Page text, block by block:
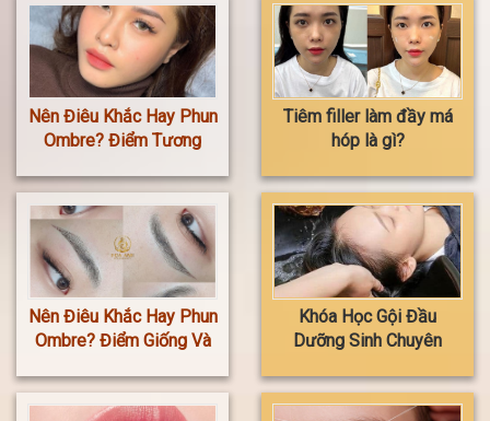
Nên Điêu Khắc Hay Phun
Ombre? Điểm Tương
Tiêm filler làm đầy má
hóp là gì?
Nên Điêu Khắc Hay Phun
Ombre? Điểm Giống Và
Khóa Học Gội Đầu
Dưỡng Sinh Chuyên